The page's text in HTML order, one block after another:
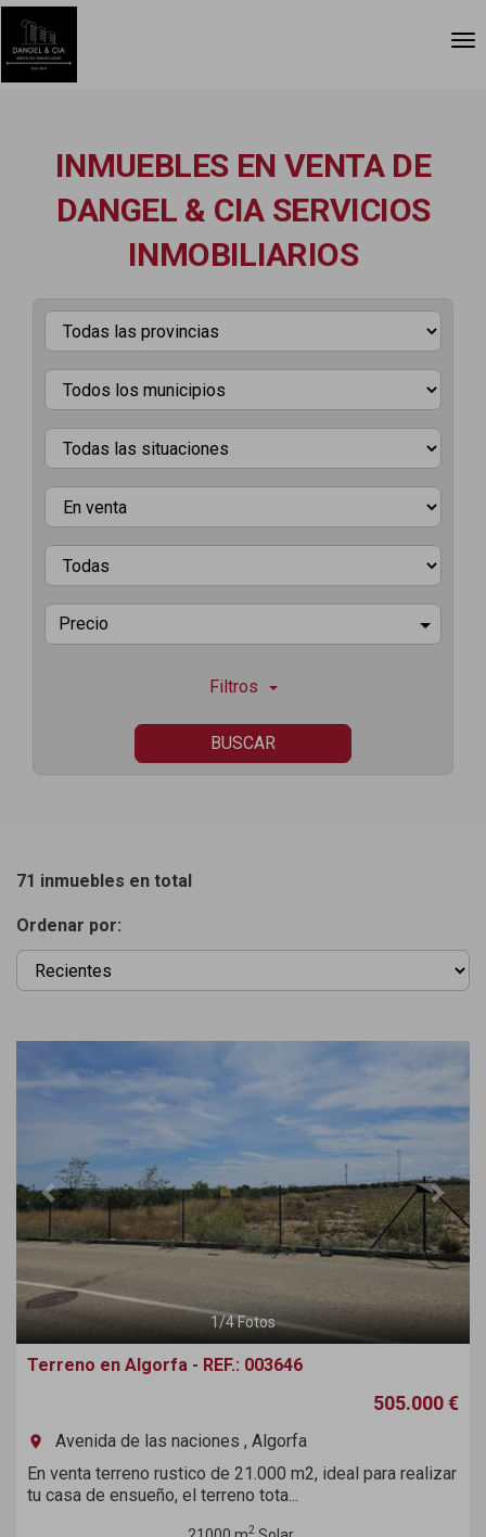
INMUEBLES EN VENTA DE
DANGEL & CIA SERVICIOS
INMOBILIARIOS
Precio
Filtros
BUSCAR
71 inmuebles en total
Ordenar por:
Next
1 /4Fotos
Terreno en Algorfa - REF.: 003646
505.000 €
room
Avenida de las naciones , Algorfa
En venta terreno rustico de 21.000 m2, ideal para realizar
tu casa de ensueño, el terreno tota...
2